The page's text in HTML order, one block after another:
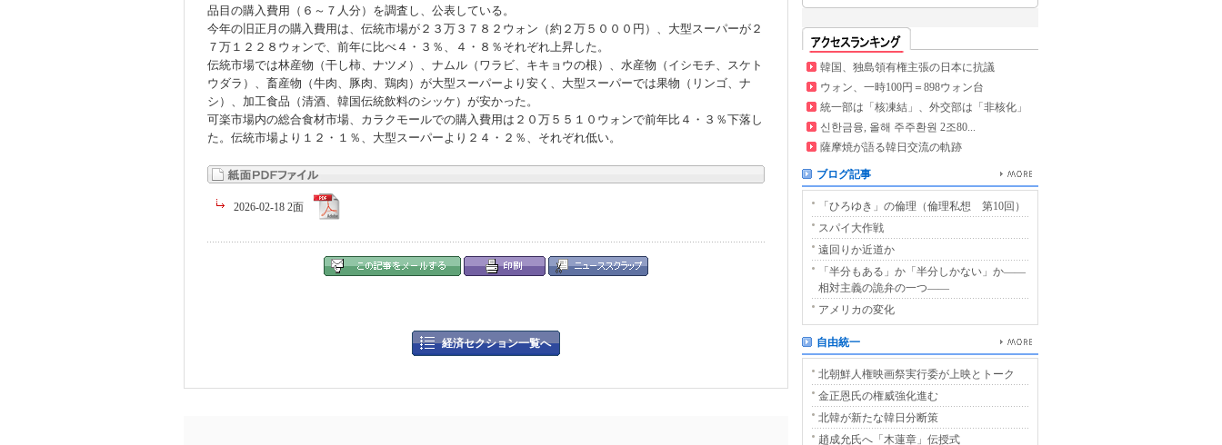
品目の購入費用（６～７人分）を調査し、公表している。
今年の旧正月の購入費用は、伝統市場が２３万３７８２ウォン（約２万５０００円）、大型スーパーが２
７万１２２８ウォンで、前年に比べ４・３％、４・８％それぞれ上昇した。
伝統市場では林産物（干し柿、ナツメ）、ナムル（ワラビ、キキョウの根）、水産物（イシモチ、スケト
ウダラ）、畜産物（牛肉、豚肉、鶏肉）が大型スーパーより安く、大型スーパーでは果物（リンゴ、ナ
シ）、加工食品（清酒、韓国伝統飲料のシッケ）が安かった。
可楽市場内の総合食材市場、カラクモールでの購入費用は２０万５５１０ウォンで前年比４・３％下落し
た。伝統市場より１２・１％、大型スーパーより２４・２％、それぞれ低い。
2026-02-18 2面
経済セクション一覧へ
韓国、独島領有権主張の日本に抗議
ウォン、一時100円＝898ウォン台
統一部は「核凍結」、外交部は「非核化」
신한금융, 올해 주주환원 2조80...
薩摩焼が語る韓日交流の軌跡
ブログ記事
「ひろゆき」の倫理（倫理私想 第10回）
スパイ大作戦
遠回りか近道か
「半分もある」か「半分しかない」か――
相対主義の詭弁の一つ――
アメリカの変化
自由統一
北朝鮮人権映画祭実行委が上映とトーク
金正恩氏の権威強化進む
北韓が新たな韓日分断策
趙成允氏へ「木蓮章」伝授式